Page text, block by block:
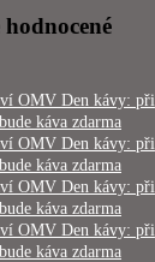
hodnocené
OMV Den kávy: při
káva zdarma
OMV Den kávy: při
káva zdarma
OMV Den kávy: při
káva zdarma
OMV Den kávy: při
káva zdarma